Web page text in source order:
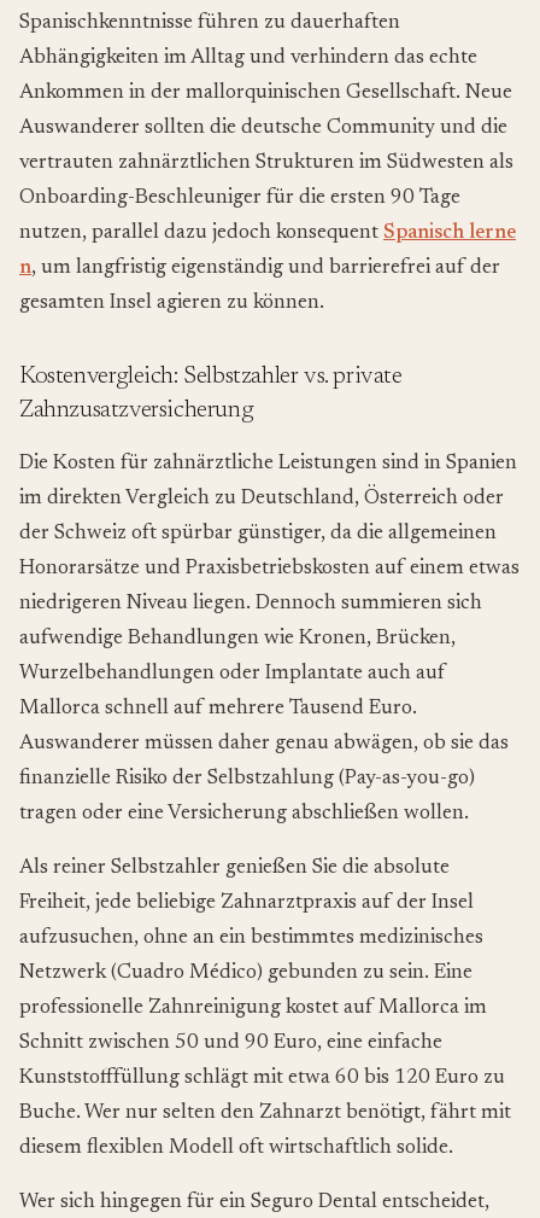
Spanischkenntnisse führen zu dauerhaften
Abhängigkeiten im Alltag und verhindern das echte
Ankommen in der mallorquinischen Gesellschaft. Neue
Auswanderer sollten die deutsche Community und die
vertrauten zahnärztlichen Strukturen im Südwesten als
Onboarding-Beschleuniger für die ersten 90 Tage
nutzen, parallel dazu jedoch konsequent Spanisch lerne
n, um langfristig eigenständig und barrierefrei auf der
gesamten Insel agieren zu können.
Kostenvergleich: Selbstzahler vs. private
Zahnzusatzversicherung
Die Kosten für zahnärztliche Leistungen sind in Spanien
im direkten Vergleich zu Deutschland, Österreich oder
der Schweiz oft spürbar günstiger, da die allgemeinen
Honorarsätze und Praxisbetriebskosten auf einem etwas
niedrigeren Niveau liegen. Dennoch summieren sich
aufwendige Behandlungen wie Kronen, Brücken,
Wurzelbehandlungen oder Implantate auch auf
Mallorca schnell auf mehrere Tausend Euro.
Auswanderer müssen daher genau abwägen, ob sie das
finanzielle Risiko der Selbstzahlung (Pay-as-you-go)
tragen oder eine Versicherung abschließen wollen.
Als reiner Selbstzahler genießen Sie die absolute
Freiheit, jede beliebige Zahnarztpraxis auf der Insel
aufzusuchen, ohne an ein bestimmtes medizinisches
Netzwerk (Cuadro Médico) gebunden zu sein. Eine
professionelle Zahnreinigung kostet auf Mallorca im
Schnitt zwischen 50 und 90 Euro, eine einfache
Kunststofffüllung schlägt mit etwa 60 bis 120 Euro zu
Buche. Wer nur selten den Zahnarzt benötigt, fährt mit
diesem flexiblen Modell oft wirtschaftlich solide.
Wer sich hingegen für ein Seguro Dental entscheidet,